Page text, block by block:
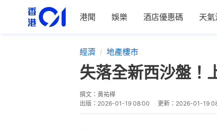
港聞 娛樂 酒店優惠碼 天氣
經濟 地產樓市
失落全新西沙盤
撰文： 黃祐樺
出版： 2026-01-19 08:00 更新： 2026-01-19